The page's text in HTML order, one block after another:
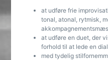
at udføre frie
tonal, atonal, rytmisk,
at udføre en duet, der
forhold til at lede en
med tydelig